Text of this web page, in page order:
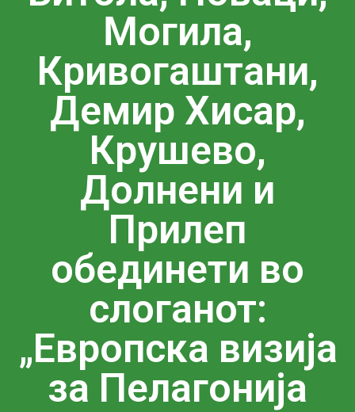
Могила,
Кривогаштани,
Демир Хисар,
Крушево,
Долнени и
Прилеп
обединети во
слоганот:
„Европска визија
за Пелагонија